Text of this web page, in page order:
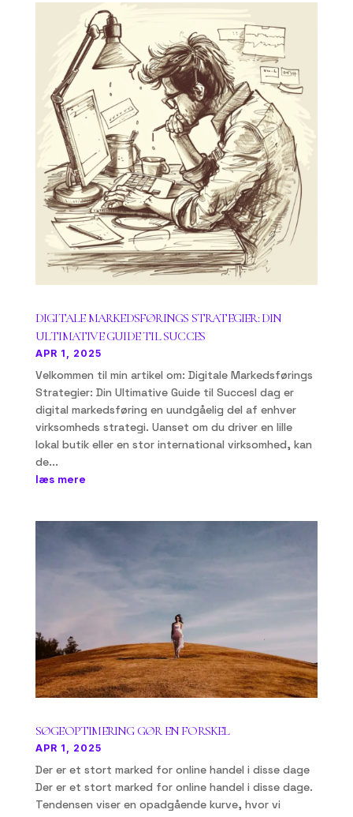
DIGITALE MARKEDSFØRINGS STRATEGIER: DIN
ULTIMATIVE GUIDE TIL SUCCES
APR 1, 2025
Velkommen til min artikel om: Digitale Markedsførings
Strategier: Din Ultimative Guide til SuccesI dag er
digital markedsføring en uundgåelig del af enhver
virksomheds strategi. Uanset om du driver en lille
lokal butik eller en stor international virksomhed, kan
de...
læs mere
SØGEOPTIMERING GØR EN FORSKEL
APR 1, 2025
Der er et stort marked for online handel i disse dage
Der er et stort marked for online handel i disse dage.
Tendensen viser en opadgående kurve, hvor vi